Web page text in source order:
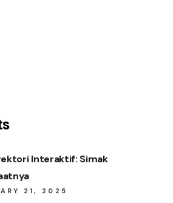
Interaktif: Simak
21, 2025